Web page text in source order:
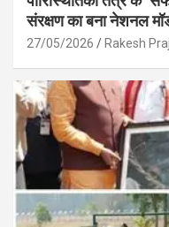
संरक्षण का बना नेशनल
27/05/2026 Rakesh